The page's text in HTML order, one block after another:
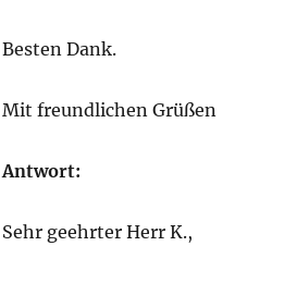
Besten Dank.
Mit freundlichen Grüßen
Antwort:
Sehr geehrter Herr K.,